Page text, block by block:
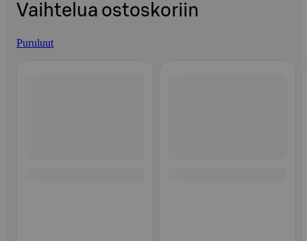
Vaihtelua ostoskoriin
Puruluut